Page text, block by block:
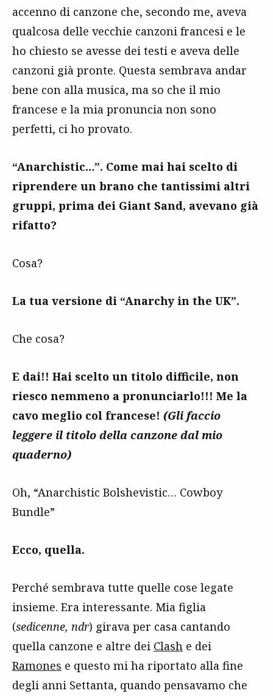
accenno di canzone che, secondo me, aveva
qualcosa delle vecchie canzoni francesi e le
ho chiesto se avesse dei testi e aveva delle
canzoni già pronte. Questa sembrava andar
bene con alla musica, ma so che il mio
francese e la mia pronuncia non sono
perfetti, ci ho provato.
“Anarchistic…”. Come mai hai scelto di
riprendere un brano che tantissimi altri
gruppi, prima dei Giant Sand, avevano già
rifatto?
Cosa?
La tua versione di “Anarchy in the UK”.
Che cosa?
E dai!! Hai scelto un titolo difficile, non
riesco nemmeno a pronunciarlo!!! Me la
cavo meglio col francese! (Gli faccio
leggere il titolo della canzone dal mio
quaderno)
Oh, “Anarchistic Bolshevistic… Cowboy
Bundle”
Ecco, quella.
Perché sembrava tutte quelle cose legate
insieme. Era interessante. Mia figlia
(sedicenne, ndr) girava per casa cantando
quella canzone e altre dei Clash e dei
Ramones e questo mi ha riportato alla fine
degli anni Settanta, quando pensavamo che